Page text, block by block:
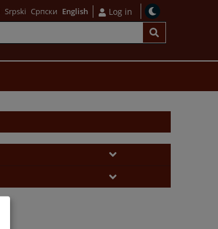
Srpski Српски English Log in